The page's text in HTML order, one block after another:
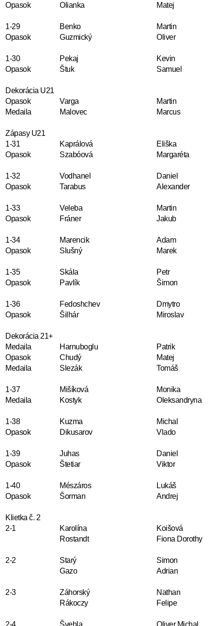
Opasok
Olianka Matej
1-29 Benko
Martin
Opasok
Guzmický Oliver
1-30 Pekaj
Kevin
Opasok
Štuk Samuel
Dekorácia U21
Opasok
Varga
Martin
Medaila
Malovec Marcus
Zápasy U21
1-31
Kaprálová
Eliška
Opasok
Szabóová Margaréta
1-32 Vodhanel
Daniel
Opasok
Tarabus Alexander
1-33 Veleba
Martin
Opasok
Fráner Jakub
1-34 Marencik
Adam
Opasok
Slušný Marek
1-35 Skála
Petr
Opasok
Pavlík Šimon
1-36 Fedoshchev
Dmytro
Opasok
Šilhár Miroslav
Dekorácia 21+
Medaila
Harnuboglu
Patrik
Opasok
Chudý
Matej
Medaila
Slezák Tomáš
1-37 Mišíková
Monika
Medaila
Kostyk Oleksandryna
1-38 Kuzma
Michal
Opasok
Dikusarov Vlado
1-39 Juhas
Daniel
Opasok
Štetiar Viktor
1-40 Mészáros
Lukáš
Opasok
Šorman Andrej
Klietka č. 2
2-1
Karolína
Koišová
Rostandt
Fiona Dorothy
2-2 Starý
Simon
Gazo
Adrian
2-3 Záhorský
Nathan
Rákoczy
Felipe
2-4 Švehla
Oliver Michal